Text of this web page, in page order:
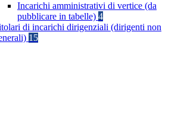
Incarichi amministrativi di vertice (da
pubblicare in tabelle) 4
di incarichi dirigenziali (dirigenti non
15